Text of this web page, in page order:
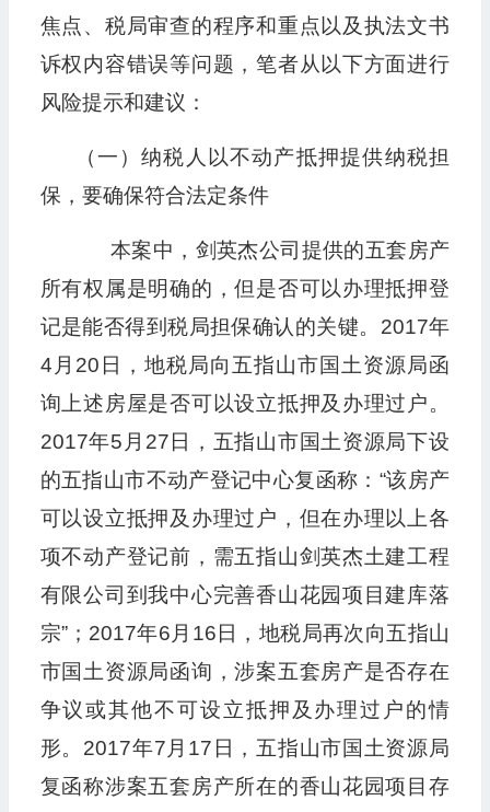
焦点、税局审查的程序和重点以及执法文书
诉权内容错误等问题，笔者从以下方面进行
风险提示和建议：
（一）纳税人以不动产抵押提供纳税担
保，要确保符合法定条件
本案中，剑英杰公司提供的五套房产
所有权属是明确的，但是否可以办理抵押登
记是能否得到税局担保确认的关键。2017年
4月20日，地税局向五指山市国土资源局函
询上述房屋是否可以设立抵押及办理过户。
2017年5月27日，五指山市国土资源局下设
的五指山市不动产登记中心复函称：“该房产
可以设立抵押及办理过户，但在办理以上各
项不动产登记前，需五指山剑英杰土建工程
有限公司到我中心完善香山花园项目建库落
宗”；2017年6月16日，地税局再次向五指山
市国土资源局函询，涉案五套房产是否存在
争议或其他不可设立抵押及办理过户的情
形。2017年7月17日，五指山市国土资源局
复函称涉案五套房产所在的香山花园项目存